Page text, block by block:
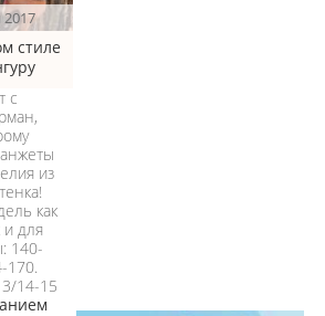
2017
стиле
с
из
как
и для
140-
170.
14-15